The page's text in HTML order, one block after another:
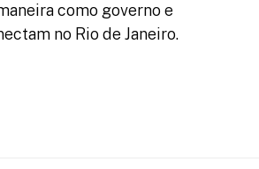
como governo e
no Rio de Janeiro.